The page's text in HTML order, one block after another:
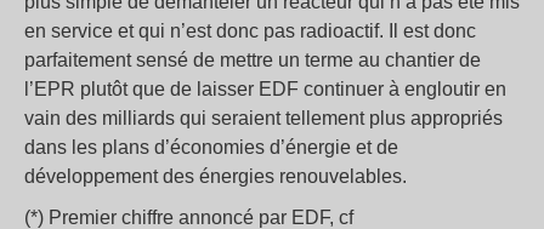
en service et qui n’est donc pas radioactif. Il est donc
parfaitement sensé de mettre un terme au chantier de
l’EPR plutôt que de laisser EDF continuer à engloutir en
vain des milliards qui seraient tellement plus appropriés
dans les plans d’économies d’énergie et de
développement des énergies renouvelables.
(*) Premier chiffre annoncé par EDF, cf